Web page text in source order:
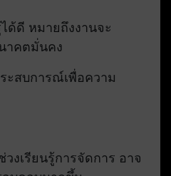
ด้ดี หมายถึงงานจะ
าคตมั่นคง
ะสบการณ์เพื่อความ
วงเรียนรู้การจัดการ อาจ